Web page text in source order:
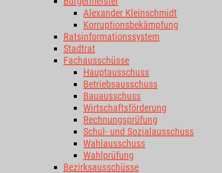
Alexander Kleinschmidt
Korruptionsbekämpfung
Ratsinformationssystem
Stadtrat
Fachausschüsse
Hauptausschuss
Betriebsausschuss
Bauausschuss
Wirtschaftsförderung
Rechnungsprüfung
Schul- und Sozialausschuss
Wahlausschuss
Wahlprüfung
Bezirksausschüsse